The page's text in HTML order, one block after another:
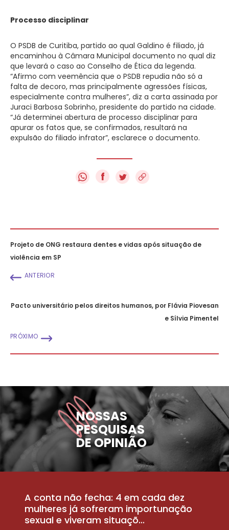
Processo disciplinar
O PSDB de Curitiba, partido ao qual Galdino é filiado, já
encaminhou à Câmara Municipal documento no qual diz
que levará o caso ao Conselho de Ética da legenda.
“Afirmo com veemência que o PSDB repudia não só a
falta de decoro, mas principalmente agressões físicas,
especialmente contra mulheres”, diz a carta assinada por
Juraci Barbosa Sobrinho, presidente do partido na cidade.
“Já determinei abertura de processo disciplinar para
apurar os fatos que, se confirmados, resultará na
expulsão do filiado infrator”, esclarece o documento.
f
Projeto de ONG restaura dentes e vidas após situação de
violência em SP
ANTERIOR
Pacto universitário pelos direitos humanos, por Flávia Piovesan
e Sílvia Pimentel
PRÓXIMO
NOSSAS
PESQUISAS
DE OPINIÃO
A conta não fecha: 4 em cada dez
mulheres já sofreram importunação
sexual e viveram situaçõ...